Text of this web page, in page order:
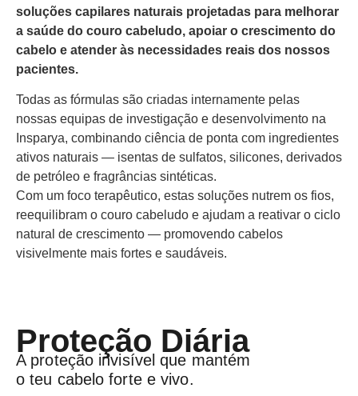
soluções capilares naturais projetadas para melhorar
a saúde do couro cabeludo, apoiar o crescimento do
cabelo e atender às necessidades reais dos nossos
pacientes.
Todas as fórmulas são criadas internamente pelas
nossas equipas de investigação e desenvolvimento na
Insparya, combinando ciência de ponta com ingredientes
ativos naturais — isentas de sulfatos, silicones, derivados
de petróleo e fragrâncias sintéticas.
Com um foco terapêutico, estas soluções nutrem os fios,
reequilibram o couro cabeludo e ajudam a reativar o ciclo
natural de crescimento — promovendo cabelos
visivelmente mais fortes e saudáveis.
Proteção Diária
A proteção invisível que mantém
o teu cabelo forte e vivo.​